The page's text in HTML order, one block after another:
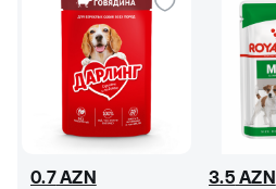
0.7AZN 3.5 AZN